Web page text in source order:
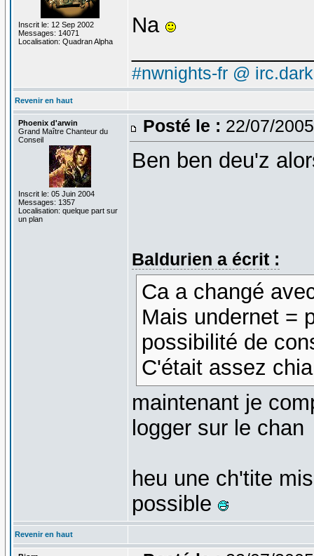
Inscrit le: 12 Sep 2002
Messages: 14071
Localisation: Quadran Alpha
Na
#nwnights-fr @
Revenir en haut
Phoenix d'arwin
Grand Maître Chanteur du
Conseil
Inscrit le: 05 Juin 2004
Messages: 1357
Localisation: quelque part sur
un plan
Posté le : 22/07/
Ben ben deu'z
Baldurien a écrit :
Ca a changé
Mais undernet =
possibilité de
C'était assez
maintenant je
logger sur le chan
heu une ch'tite
possible
Revenir en haut